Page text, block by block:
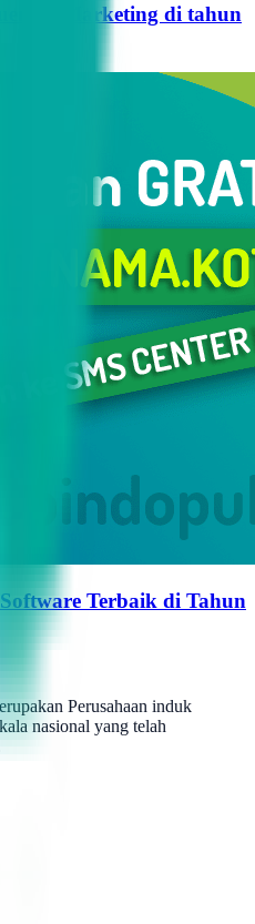
Marketing di tahun
Terbaik di Tahun
Perusahaan induk
nasional yang telah